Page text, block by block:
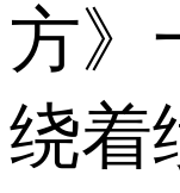
方》
绕着